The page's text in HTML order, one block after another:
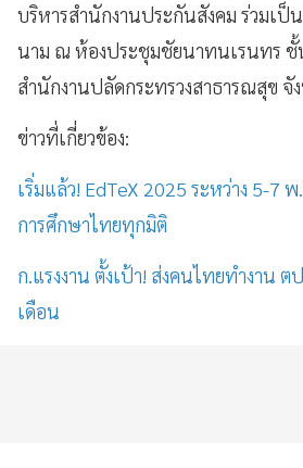
บริหารสำนักงานประกันสังคม ร่วมเ
นาม ณ ห้องประชุมชัยนาทนเรนทร ชั้
สำนักงานปลัดกระทรวงสาธารณสุข
ข่าวที่เกี่ยวข้อง:
เริ่มแล้ว! EdTeX 2025 ระหว่าง 5-7
การศึกษาไทยทุกมิติ
ก.แรงงาน ตั้งเป้า! ส่งคนไทยทำงาน
เดือน